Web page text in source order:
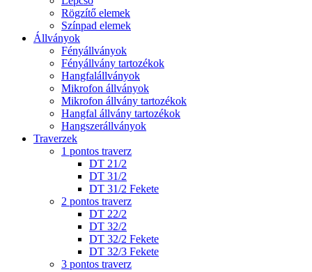
Rögzítő elemek
Színpad elemek
Állványok
Fényállványok
Fényállvány tartozékok
Hangfalállványok
Mikrofon állványok
Mikrofon állvány tartozékok
Hangfal állvány tartozékok
Hangszerállványok
Traverzek
1 pontos traverz
DT 21/2
DT 31/2
DT 31/2 Fekete
2 pontos traverz
DT 22/2
DT 32/2
DT 32/2 Fekete
DT 32/3 Fekete
3 pontos traverz